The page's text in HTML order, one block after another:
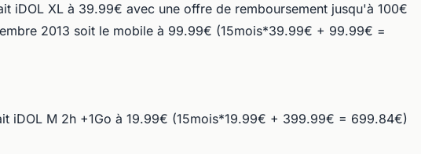
iDOL XL à 39.99€ avec une offre de remboursement jusqu'à 100€
2013 soit le mobile à 99.99€ (15mois*39.99€ + 99.99€ =
iDOL M 2h +1Go à 19.99€ (15mois*19.99€ + 399.99€ = 699.84€)